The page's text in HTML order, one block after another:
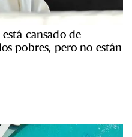
cansado de
pobres, pero no están